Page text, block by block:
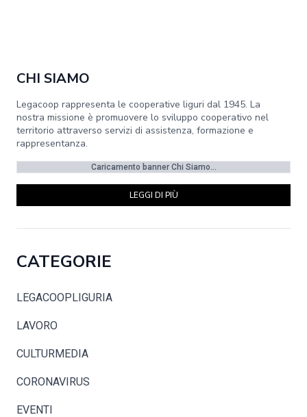
CHI SIAMO
Legacoop rappresenta le cooperative liguri dal 1945. La
nostra missione è promuovere lo sviluppo cooperativo nel
territorio attraverso servizi di assistenza, formazione e
rappresentanza.
Caricamento banner Chi Siamo...
LEGGI DI PIÙ
CATEGORIE
LEGACOOPLIGURIA
LAVORO
CULTURMEDIA
CORONAVIRUS
EVENTI